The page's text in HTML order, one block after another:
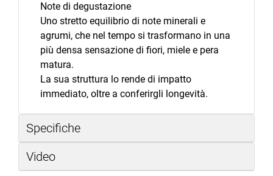
Note di degustazione
Uno stretto equilibrio di note minerali e
agrumi, che nel tempo si trasformano in una
più densa sensazione di fiori, miele e pera
matura.
La sua struttura lo rende di impatto
immediato, oltre a conferirgli longevità.
Specifiche
Video